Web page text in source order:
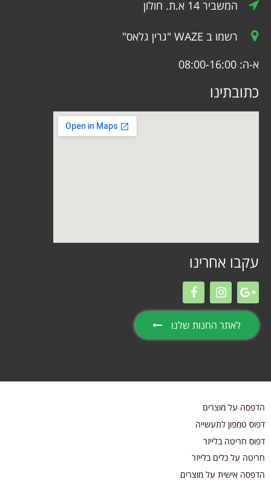
המשביר 14 א.ת. חולון
רשמו ב WAZE "גרין גלאס"
א-ה: 08:00-16:00
כתובתינו
עקבו אחרינו
לאתר החנות שלנו
הדפסה על מוצרים
דפוס טמפון לתעשייה
דפוס חריטה בלייזר
חריטה על כלים בלייזר
הדפסה אישית על מוצרים